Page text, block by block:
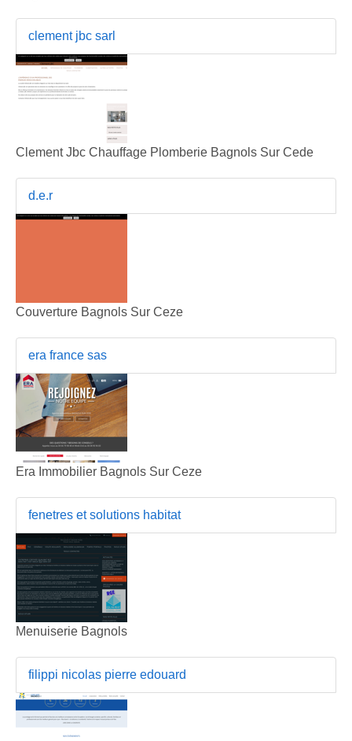
clement jbc sarl
Clement Jbc Chauffage Plomberie Bagnols Sur Cede
d.e.r
Couverture Bagnols Sur Ceze
era france sas
Era Immobilier Bagnols Sur Ceze
fenetres et solutions habitat
Menuiserie Bagnols
filippi nicolas pierre edouard